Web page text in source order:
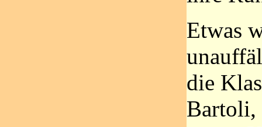
Etwas
die
Bartoli,